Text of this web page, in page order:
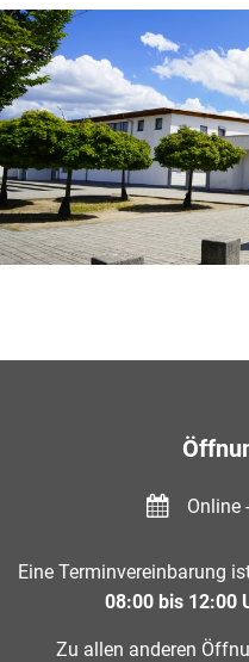
Online
Eine Terminvereinbarung
08:00 bis 12:00
Zu allen anderen